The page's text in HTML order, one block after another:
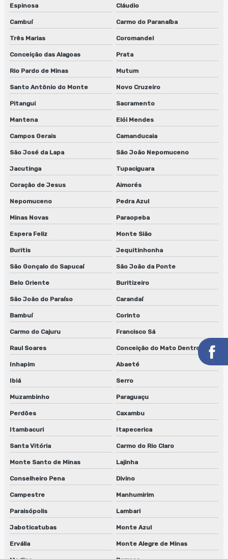
Reparo de lavadora de cilindros
Reparo de lavadora de cilindros em jundiaí
Reparo de lavadora de cilindros em sp
Reparo de lavadora de peças biodegradáveis
Reparo de lavadora de peças biodegradáveis em sp
Reparo de máquinas de limpeza de equipamentos
Reparo de sugador de refiles
Reparo de sugador de refiles em jundiaí
Serviço de conserto de lavadora de anilox
Serviço de conserto de lavadora de anilox em jundiaí
Serviço de conserto de lavadora de anilox em sp
Serviço de conserto de lavadora de cilindros
Serviço de conserto de lavadora de cilindros em jundiaí
Serviço de conserto de lavadora de cilindros em sp
Serviço de conserto lavadora de clichês em jundiaí
Serviço de conserto lavadora de clichês em sp
Serviço de conserto de máquinas de limpeza de equipamentos
Serviço de manutenção de lavadora de anilox
Serviço de manutenção de lavadora de anilox em jundiaí
Serviço de manutenção de lavadora de anilox em sp
Serviço de manutenção de lavadora de clichês em jundiaí
Serviço de manutenção de lavadora de clichês em sp
Serviço de manutenção de lavadora de peças biodegradáveis
Espinosa Cláudio
Cambuí Carmo do Paranaíba
Três Marias Coromandel
Conceição das Alagoas Prata
Rio Pardo de Minas Mutum
Santo Antônio do Monte Novo Cruzeiro
Pitangui Sacramento
Mantena Elói Mendes
Campos Gerais Camanducaia
São José da Lapa São João Nepomuceno
Jacutinga Tupaciguara
Coração de Jesus Aimorés
Nepomuceno Pedra Azul
Minas Novas Paraopeba
Espera Feliz Monte Sião
Buritis Jequitinhonha
São Gonçalo do Sapucaí São João da Ponte
Belo Oriente Buritizeiro
São João do Paraíso Carandaí
Bambuí Corinto
Carmo do Cajuru Francisco Sá
Raul Soares Conceição do Mato Dentro
Inhapim Abaeté
Ibiá Serro
Muzambinho Paraguaçu
Perdões Caxambu
Itambacuri Itapecerica
Santa Vitória Carmo do Rio Claro
Monte Santo de Minas Lajinha
Conselheiro Pena Divino
Campestre Manhumirim
Paraisópolis Lambari
Jaboticatubas Monte Azul
Ervália Monte Alegre de Minas